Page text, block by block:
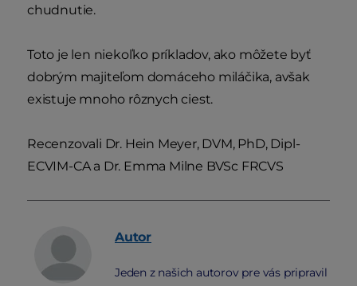
chudnutie.
Toto je len niekoľko príkladov, ako môžete byť
dobrým majiteľom domáceho miláčika, avšak
existuje mnoho rôznych ciest.
Recenzovali Dr. Hein Meyer, DVM, PhD, Dipl-
ECVIM-CA a Dr. Emma Milne BVSc FRCVS
Autor
Jeden z našich autorov pre vás pripravil